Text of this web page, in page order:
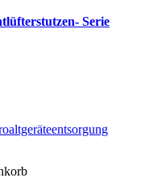
Serie